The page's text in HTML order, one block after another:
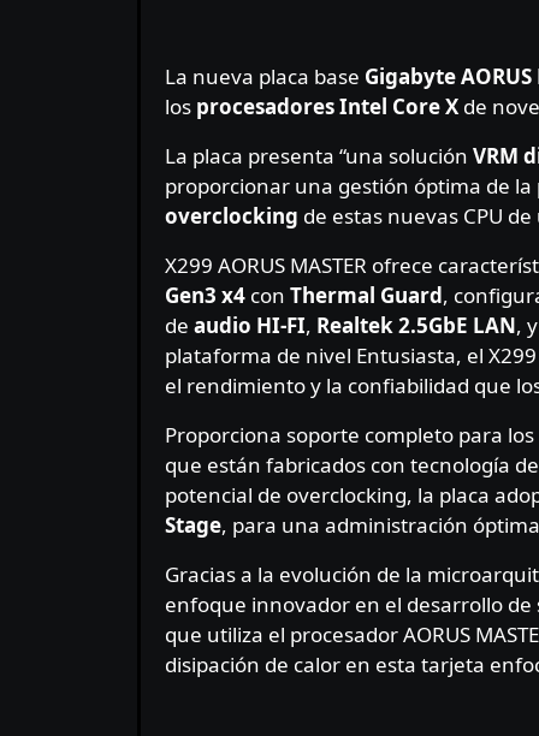
La nueva placa base Gigabyte
los procesadores Intel Core X de
La placa presenta “una solución VRM
proporcionar una gestión óptima de
overclocking de estas nuevas CPU
X299 AORUS MASTER ofrece
Gen3 x4 con Thermal Guard,
de audio HI-FI, Realtek 2.5GbE LAN,
plataforma de nivel Entusiasta, el
el rendimiento y la confiabilidad que
Proporciona soporte completo para
que están fabricados con tecnología de
potencial de overclocking, la placa
Stage, para una administración
Gracias a la evolución de la
enfoque innovador en el desarrollo de
que utiliza el procesador AORUS
disipación de calor en esta tarjeta